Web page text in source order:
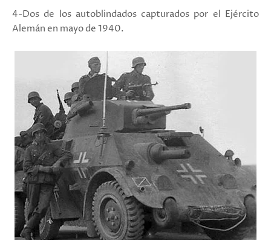
4-Dos de los autoblindados capturados por el Ejército
Alemán en mayo de 1940.